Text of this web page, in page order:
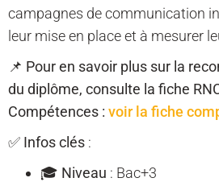
campagnes de communication
leur mise en place et à mesurer
📌 Pour en savoir plus sur la
du diplôme, consulte la fiche
Compétences : voir la fiche
✅ Infos clés :
🎓 Niveau : Bac+3